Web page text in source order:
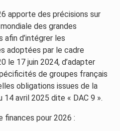
apporte des précisions sur
des grandes
d’intégrer les
adoptées par le cadre
le 17 juin 2024, d’adapter
de groupes français
obligations issues de la
avril 2025 dite « DAC 9 ».
finances pour 2026 :